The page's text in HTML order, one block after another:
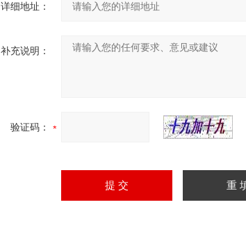
详细地址：
补充说明：
验证码：